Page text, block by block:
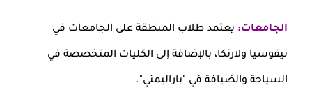
الجامعات: يعتمد طلاب المنطقة على الجامعات في
نيقوسيا ولارنكا، بالإضافة إلى الكليات المتخصصة في
السياحة والضيافة في "باراليمني".